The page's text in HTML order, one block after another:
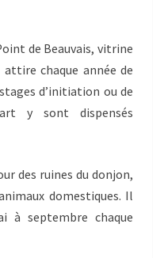
de Beauvais, vitrine
chaque année de
d’initiation ou de
y sont dispensés
des ruines du donjon,
domestiques. Il
à septembre chaque